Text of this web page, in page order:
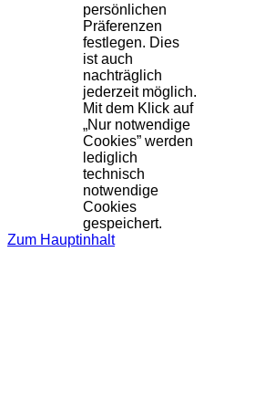
persönlichen
Präferenzen
festlegen. Dies
ist auch
nachträglich
jederzeit möglich.
Mit dem Klick auf
„Nur notwendige
Cookies” werden
lediglich
technisch
notwendige
Cookies
gespeichert.
Zum Hauptinhalt